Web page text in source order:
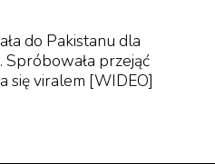
do Pakistanu dla
Spróbowała przejąć
się viralem [WIDEO]